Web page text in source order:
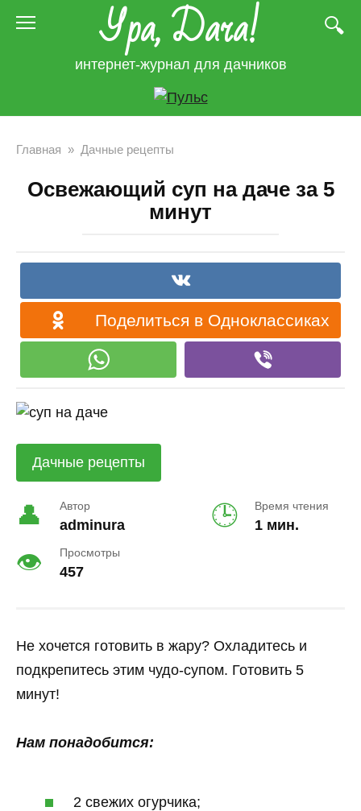
Ура, Дача!
интернет-журнал для дачников
Главная » Дачные рецепты
Освежающий суп на даче за 5
минут
Поделиться в Одноклассиках
Дачные рецепты
Автор
adminura
Время чтения
1 мин.
Просмотры
457
Не хочется готовить в жару? Охладитесь и
подкрепитесь этим чудо-супом. Готовить 5
минут!
Нам понадобится:
2 свежих огурчика;